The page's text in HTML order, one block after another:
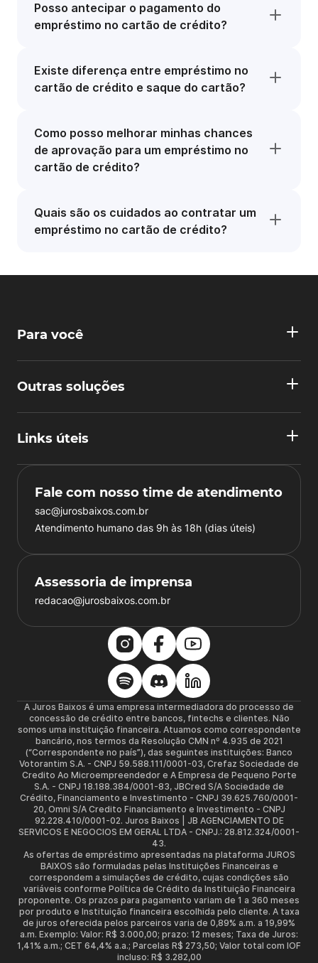
Posso antecipar o pagamento do
empréstimo no cartão de crédito?
Existe diferença entre empréstimo no
cartão de crédito e saque do cartão?
Como posso melhorar minhas chances
de aprovação para um empréstimo no
cartão de crédito?
Quais são os cuidados ao contratar um
empréstimo no cartão de crédito?
Para você
Outras soluções
Links úteis
Fale com nosso time de atendimento
sac@jurosbaixos.com.br
Atendimento humano das 9h às 18h (dias úteis)
Assessoria de imprensa
redacao@jurosbaixos.com.br
A Juros Baixos é uma empresa intermediadora do processo de
concessão de crédito entre bancos, fintechs e clientes. Não
somos uma instituição financeira. Atuamos como correspondente
bancário, nos termos da Resolução CMN nº 4.935 de 2021
(“Correspondente no país”), das seguintes instituições: Banco
Votorantim S.A. - CNPJ 59.588.111/0001-03, Crefaz Sociedade de
Credito Ao Microempreendedor e A Empresa de Pequeno Porte
S.A. - CNPJ 18.188.384/0001-83, JBCred S/A Sociedade de
Crédito, Financiamento e Investimento - CNPJ 39.625.760/0001-
20, Omni S/A Credito Financiamento e Investimento - CNPJ
92.228.410/0001-02. Juros Baixos | JB AGENCIAMENTO DE
SERVICOS E NEGOCIOS EM GERAL LTDA - CNPJ.: 28.812.324/0001-
43.
As ofertas de empréstimo apresentadas na plataforma JUROS
BAIXOS são formuladas pelas Instituições Financeiras e
correspondem a simulações de crédito, cujas condições são
variáveis conforme Política de Crédito da Instituição Financeira
proponente. Os prazos para pagamento variam de 1 a 360 meses
por produto e Instituição financeira escolhida pelo cliente. A taxa
de juros oferecida pelos parceiros varia de 0,89% a.m. a 19,99%
a.m. Exemplo: Valor: R$ 3.000,00; prazo: 12 meses; Taxa de Juros:
1,41% a.m.; CET 64,4% a.a.; Parcelas R$ 273,50; Valor total com IOF
incluso: R$ 3.282,00